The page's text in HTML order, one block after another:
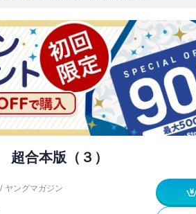
合本版（３）
/ ヤングマガジン